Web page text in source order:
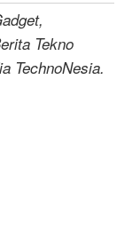
Tekno
TechnoNesia.